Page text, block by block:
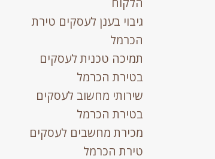
גיבוי בענן לעסקים טירת
הכרמל
תמיכה טכנית לעסקים
בטירת הכרמל
שירותי מחשוב לעסקים
בטירת הכרמל
מכירת מחשבים לעסקים
טירת הכרמל